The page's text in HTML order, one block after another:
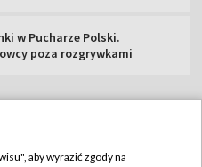
w Pucharze Polski.
poza rozgrywkami
aby wyrazić zgody na